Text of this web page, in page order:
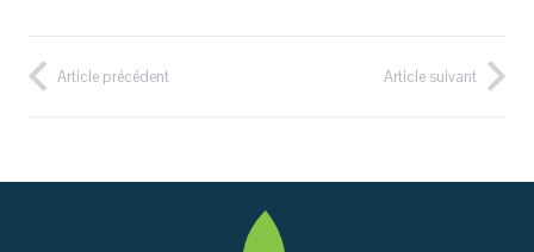
Article précédent Article suivant